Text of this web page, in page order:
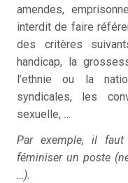
amendes,
interdit de faire
des critères
handicap, la
l’ethnie ou la
syndicales, les
sexuelle, …
Par exemple, il
féminiser un poste
…).